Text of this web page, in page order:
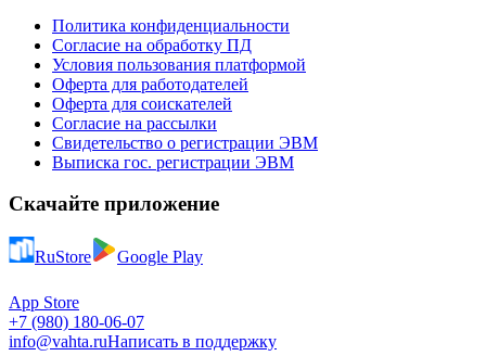
Политика конфиденциальности
Согласие на обработку ПД
Условия пользования платформой
Оферта для работодателей
Оферта для соискателей
Согласие на рассылки
Свидетельство о регистрации ЭВМ
Выписка гос. регистрации ЭВМ
Скачайте приложение
RuStore Google Play
App Store
+7 (980) 180-06-07
info@vahta.ruНаписать в поддержку